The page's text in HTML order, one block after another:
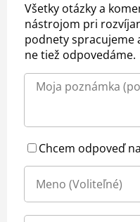
Všetky otázky a
nástrojom pri
podnety spracujeme
ne tiež odpovedáme.
Chcem odpoveď